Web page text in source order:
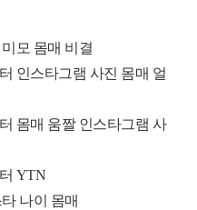
모 몸매 비결
인스타그램 사진 몸매 얼
몸매 움짤 인스타그램 사
YTN
나이 몸매